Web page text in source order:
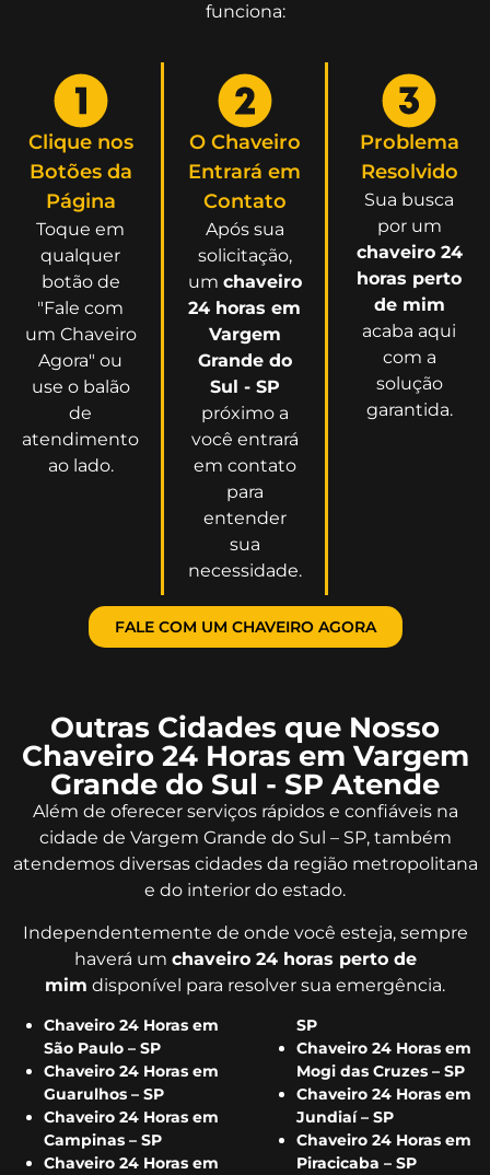
funciona:
Clique nos
Botões da
Página
Toque em
qualquer
botão de
"Fale com
um Chaveiro
Agora" ou
use o balão
de
atendimento
ao lado.
O Chaveiro
Entrará em
Contato
Após sua
solicitação,
um chaveiro
24 horas em
Vargem
Grande do
Sul - SP
próximo a
você entrará
em contato
para
entender
sua
necessidade.
Problema
Resolvido
Sua busca
por um
chaveiro 24
horas perto
de mim
acaba aqui
com a
solução
garantida.
FALE COM UM CHAVEIRO AGORA
Outras Cidades que Nosso
Chaveiro 24 Horas em Vargem
Grande do Sul - SP Atende
Além de oferecer serviços rápidos e confiáveis na
cidade de Vargem Grande do Sul – SP, também
atendemos diversas cidades da região metropolitana
e do interior do estado.
Independentemente de onde você esteja, sempre
haverá um chaveiro 24 horas perto de
mim disponível para resolver sua emergência.
Chaveiro 24 Horas em
São Paulo – SP
Chaveiro 24 Horas em
Guarulhos – SP
Chaveiro 24 Horas em
Campinas – SP
Chaveiro 24 Horas em
SP
Chaveiro 24 Horas em
Mogi das Cruzes – SP
Chaveiro 24 Horas em
Jundiaí – SP
Chaveiro 24 Horas em
Piracicaba – SP